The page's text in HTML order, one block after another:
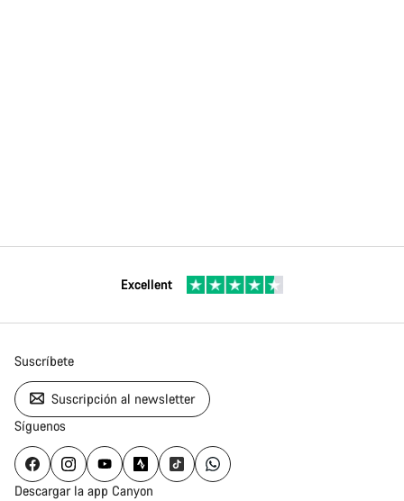
Excellent
Suscríbete
Suscripción al newsletter
Síguenos
Descargar la app Canyon